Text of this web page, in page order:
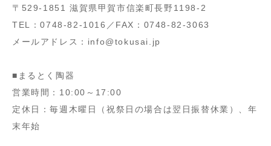
〒529-1851 滋賀県甲賀市信楽町長野1198-2
TEL：0748-82-1016／FAX：0748-82-3063
メールアドレス：info@tokusai.jp
■まるとく陶器
営業時間：10:00～17:00
定休日：毎週木曜日（祝祭日の場合は翌日振替休業）、年
末年始